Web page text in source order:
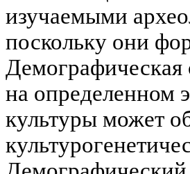
изучаемыми
поскольку они
Демографическая
на определенном
культуры может